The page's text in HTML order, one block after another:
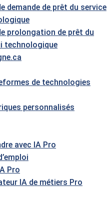
demande de prêt du service
prolongation de prêt du
technologique
de technologies
personnalisés
avec IA Pro
Pro
IA de métiers Pro